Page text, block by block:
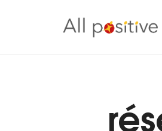
All